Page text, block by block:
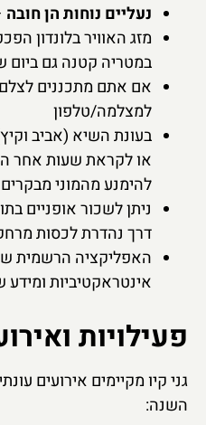
נעליים נוחות הן חובה
מזג האוויר בלונדון
במטריה קטנה גם ביום
אם אתם מתכננים
למצלמה/טלפון
בעונת השיא (אביב
או לקראת שעות אחר
להימנע מהמוני מבקרים
ניתן לשכור אופניים
דרך נהדרת לכסות
האפליקציה הרשמית
אינטראקטיביות ומידע
פעילויות
גני קיו מקיימים אירועים
השנה: